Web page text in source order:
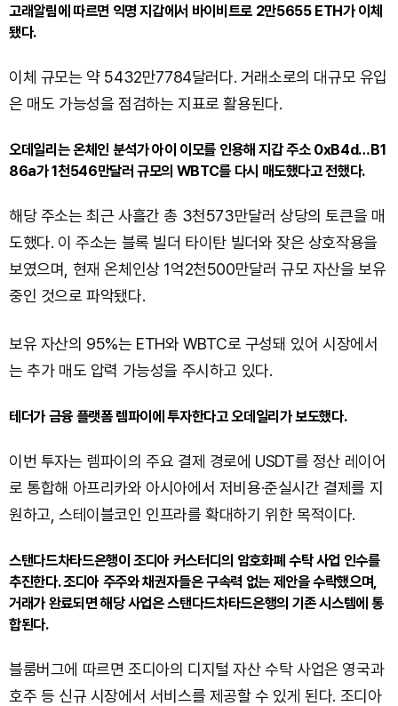
고래알림에 따르면 익명 지갑에서 바이비트로 2만5655 ETH가 이체
됐다.
이체 규모는 약 5432만7784달러다. 거래소로의 대규모 유입
은 매도 가능성을 점검하는 지표로 활용된다.
오데일리는 온체인 분석가 아이 이모를 인용해 지갑 주소 0xB4d…B1
86a가 1천546만달러 규모의 WBTC를 다시 매도했다고 전했다.
해당 주소는 최근 사흘간 총 3천573만달러 상당의 토큰을 매
도했다. 이 주소는 블록 빌더 타이탄 빌더와 잦은 상호작용을
보였으며, 현재 온체인상 1억2천500만달러 규모 자산을 보유
중인 것으로 파악됐다.
보유 자산의 95%는 ETH와 WBTC로 구성돼 있어 시장에서
는 추가 매도 압력 가능성을 주시하고 있다.
테더가 금융 플랫폼 렘파이에 투자한다고 오데일리가 보도했다.
이번 투자는 렘파이의 주요 결제 경로에 USDT를 정산 레이어
로 통합해 아프리카와 아시아에서 저비용·준실시간 결제를 지
원하고, 스테이블코인 인프라를 확대하기 위한 목적이다.
스탠다드차타드은행이 조디아 커스터디의 암호화폐 수탁 사업 인수를
추진한다. 조디아 주주와 채권자들은 구속력 없는 제안을 수락했으며,
거래가 완료되면 해당 사업은 스탠다드차타드은행의 기존 시스템에 통
합된다.
블룸버그에 따르면 조디아의 디지털 자산 수탁 사업은 영국과
호주 등 신규 시장에서 서비스를 제공할 수 있게 된다. 조디아